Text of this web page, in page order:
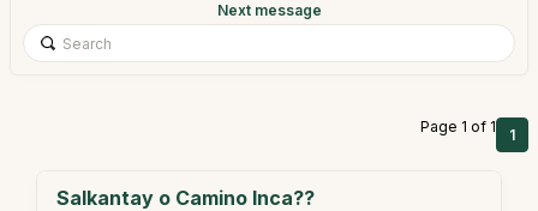
Next message
Page 1 of 1 1
Salkantay o Camino Inca??